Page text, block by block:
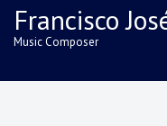
SkipFrancisco
Music Composer